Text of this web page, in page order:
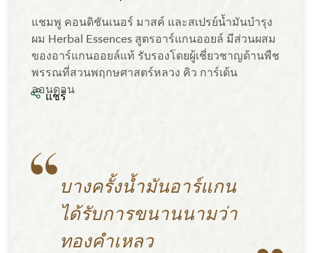
แชร์
แชมพู คอนดิชันเนอร์ มาสค์ และสเปรย์น้ำมันบำรุง
ผม Herbal Essences สูตรอาร์แกนออยล์ มีส่วนผสม
ของอาร์แกนออยล์แท้ รับรองโดยผู้เชี่ยวชาญด้านพืช
พรรณที่สวนพฤกษศาสตร์หลวง คิว การ์เด้น
ลอนดอน
บางครั้งน้ำมันอาร์แกน
ได้รับการขนานนามว่า
ทองคำเหลว